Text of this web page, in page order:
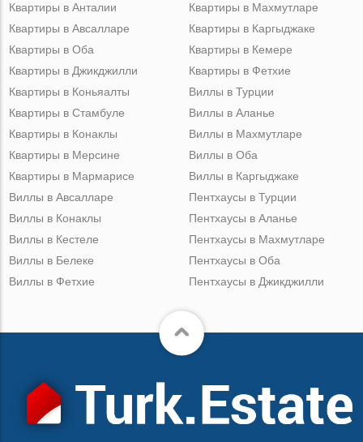
Квартиры в Анталии
Квартиры в Авсалларе
Квартиры в Оба
Квартиры в Джикджилли
Квартиры в Махмутларе
Квартиры в Каргыджаке
Квартиры в Кемере
Квартиры в Фетхие
Квартиры в Коньяалты
Квартиры в Стамбуле
Квартиры в Конаклы
Квартиры в Мерсине
Квартиры в Мармарисе
Виллы в Турции
Виллы в Аланье
Виллы в Махмутларе
Виллы в Оба
Виллы в Каргыджаке
Виллы в Авсалларе
Виллы в Конаклы
Виллы в Кестеле
Виллы в Белеке
Виллы в Фетхие
Пентхаусы в Турции
Пентхаусы в Аланье
Пентхаусы в Махмутларе
Пентхаусы в Оба
Пентхаусы в Джикджилли